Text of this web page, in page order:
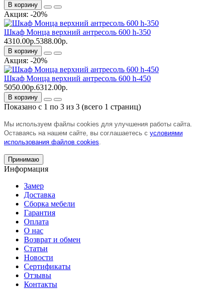
В корзину
Акция: -20%
Шкаф Монца верхний антресоль 600 h-350
4310.00р.5388.00р.
В корзину
Акция: -20%
Шкаф Монца верхний антресоль 600 h-450
5050.00р.6312.00р.
В корзину
Показано с 1 по 3 из 3 (всего 1 страниц)
Мы используем файлы cookies для улучшения работы сайта.
Оставаясь на нашем сайте, вы соглашаетесь с условиями
использования файлов cookies
Принимаю
Информация
Замер
Доставка
Сборка мебели
Гарантия
Оплата
О нас
Возврат и обмен
Статьи
Новости
Сертификаты
Отзывы
Контакты